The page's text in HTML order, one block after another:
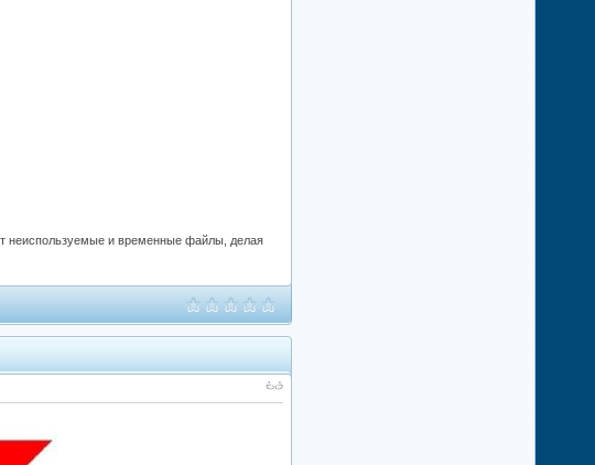
неиспользуемые и временные файлы, делая